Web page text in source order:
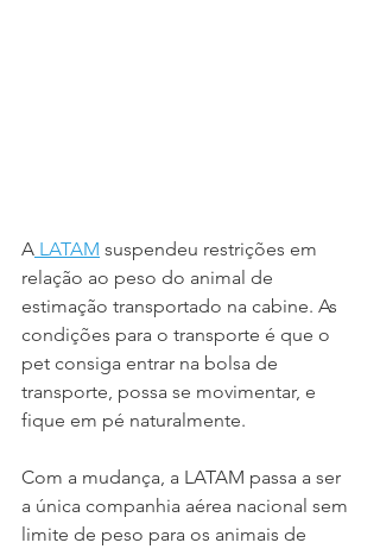
A LATAM suspendeu restrições em
relação ao peso do animal de
estimação transportado na cabine. As
condições para o transporte é que o
pet consiga entrar na bolsa de
transporte, possa se movimentar, e
fique em pé naturalmente.
Com a mudança, a LATAM passa a ser
a única companhia aérea nacional sem
limite de peso para os animais de